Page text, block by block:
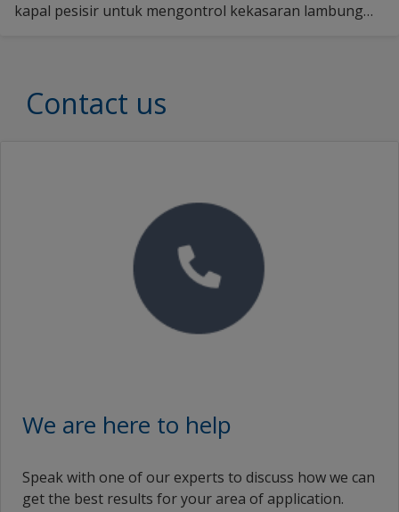
kapal pesisir untuk mengontrol kekasaran lambung
Contact us
We are here to help
Speak with one of our experts to discuss how we can
get the best results for your area of application.